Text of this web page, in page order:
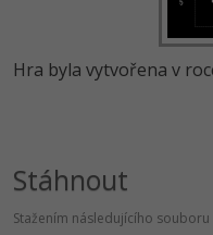
Hra byla vytvořena v
Stáhnout
Stažením následujícího souboru